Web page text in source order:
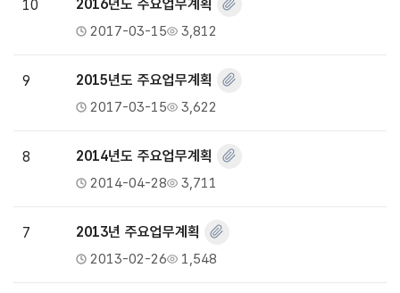
10 2016년도 주요업무계획
2017-03-15 3,812
9 2015년도 주요업무계획
2017-03-15 3,622
8 2014년도 주요업무계획
2014-04-28 3,711
7 2013년 주요업무계획
2013-02-26 1,548